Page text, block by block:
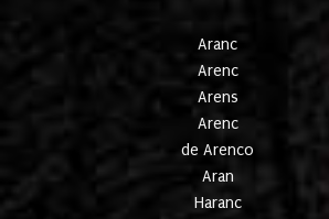
Aranc
Arenc
Arens
Arenc
de Arenco
Aran
Haranc